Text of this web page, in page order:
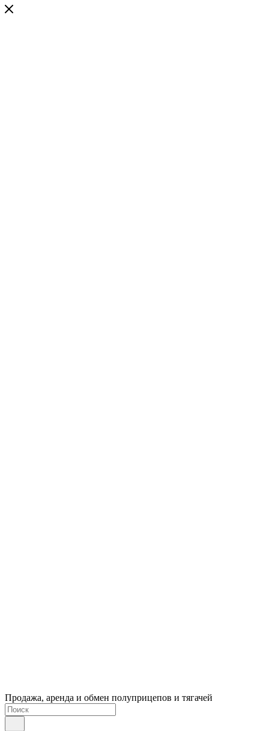
Продажа, аренда и обмен полуприцепов и тягачей